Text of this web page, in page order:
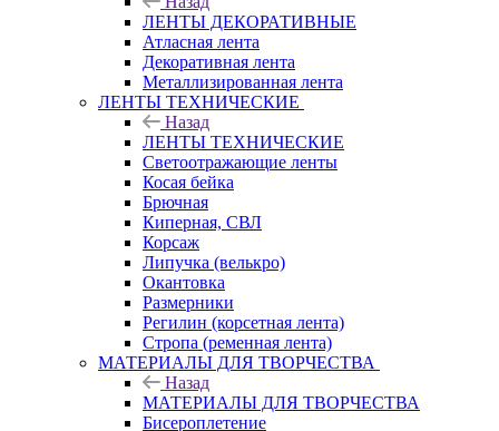
ЛЕНТЫ ДЕКОРАТИВНЫЕ
Атласная лента
Декоративная лента
Металлизированная лента
ЛЕНТЫ ТЕХНИЧЕСКИЕ
Назад
ЛЕНТЫ ТЕХНИЧЕСКИЕ
Светоотражающие ленты
Косая бейка
Брючная
Киперная, СВЛ
Корсаж
Липучка (велькро)
Окантовка
Размерники
Регилин (корсетная лента)
Стропа (ременная лента)
МАТЕРИАЛЫ ДЛЯ ТВОРЧЕСТВА
Назад
МАТЕРИАЛЫ ДЛЯ ТВОРЧЕСТВА
Бисероплетение